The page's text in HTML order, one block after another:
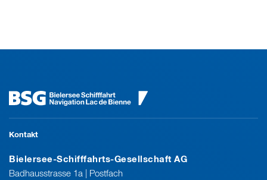
Kontakt
Bielersee-Schifffahrts-Gesellschaft AG
Badhausstrasse 1a | Postfach